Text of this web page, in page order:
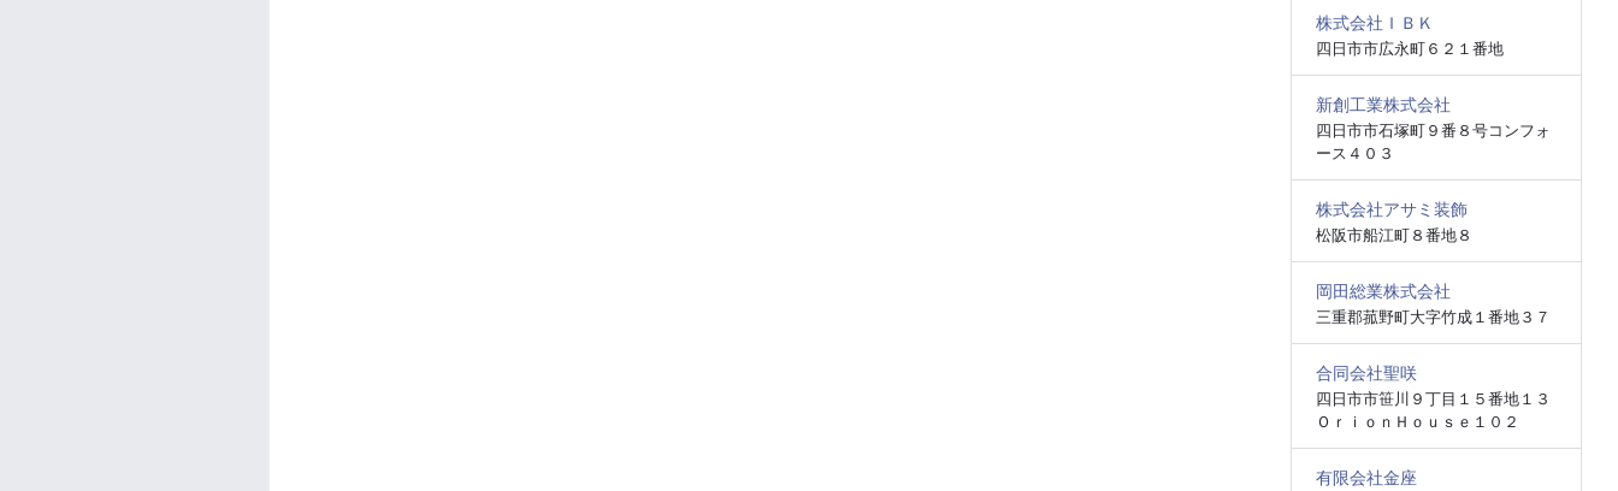
株式会社ＩＢＫ
四日市市広永町６２１番地
新創工業株式会社
四日市市石塚町９番８号コンフォ
ース４０３
株式会社アサミ装飾
松阪市船江町８番地８
岡田総業株式会社
三重郡菰野町大字竹成１番地３７
合同会社聖咲
四日市市笹川９丁目１５番地１３
ＯｒｉｏｎＨｏｕｓｅ１０２
有限会社金座